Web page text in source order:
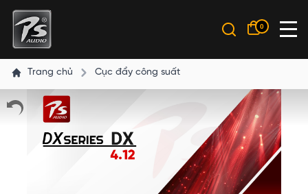
0
Trang chủ Cục đẩy công suất